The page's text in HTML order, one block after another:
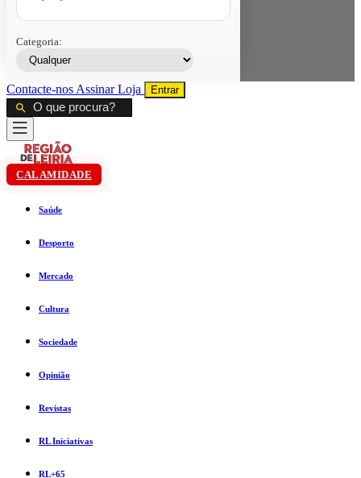
Categoria:
Contacte-nos AssinarLoja Entrar
CALAMIDADE
Saúde
Desporto
Mercado
Cultura
Sociedade
Opinião
Revistas
RL Iniciativas
RL+65